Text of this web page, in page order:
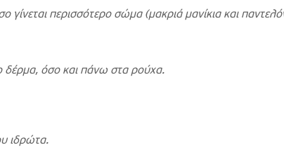
περισσότερο σώμα (μακριά μανίκια και
δέρμα, όσο και πάνω στα ρούχα.
ιδρώτα.